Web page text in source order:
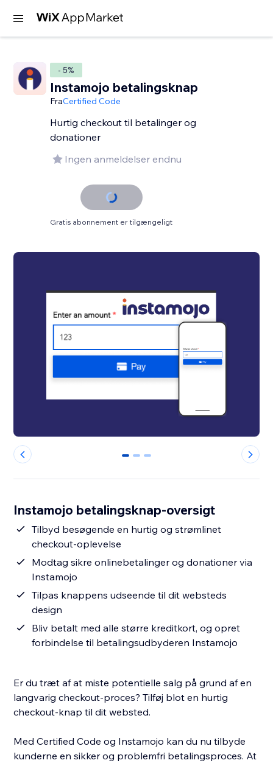
- 5%
Instamojo betalingsknap
FraCertified Code
Hurtig checkout til betalinger og
donationer
Ingen anmeldelser endnu
Gratis abonnement er tilgængeligt
0 1 2
Instamojo betalingsknap-oversigt
Tilbyd besøgende en hurtig og strømlinet
checkout-oplevelse
Modtag sikre onlinebetalinger og donationer via
Instamojo
Tilpas knappens udseende til dit websteds
design
Bliv betalt med alle større kreditkort, og opret
forbindelse til betalingsudbyderen Instamojo
Er du træt af at miste potentielle salg på grund af en
langvarig checkout-proces? Tilføj blot en hurtig
checkout-knap til dit websted.
Med Certified Code og Instamojo kan du nu tilbyde
kunderne en sikker og problemfri betalingsproces. At